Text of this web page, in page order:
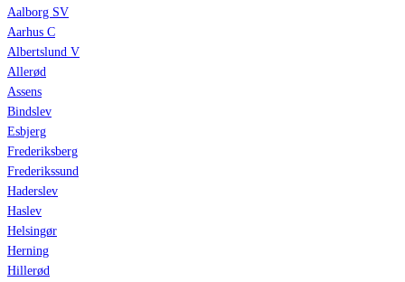
Aalborg SV
Aarhus C
Albertslund V
Allerød
Assens
Bindslev
Esbjerg
Frederiksberg
Frederikssund
Haderslev
Haslev
Helsingør
Herning
Hillerød